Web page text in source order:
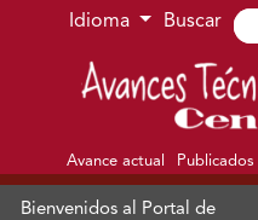
Ir al menú de navegación
Ir al contenido principal
Ir al pie de página del sitio
Idioma Buscar
Avance actual Publicados
Bienvenidos al Portal de